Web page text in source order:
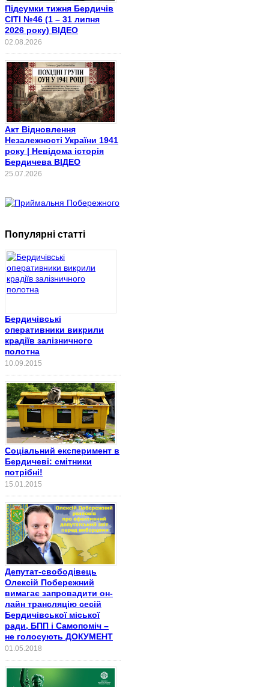
Підсумки тижня Бердичів
СІТІ №46 (1 – 31 липня
2026 року) ВІДЕО
02.08.2026
Акт Відновлення
Незалежності України 1941
року | Невідома історія
Бердичева ВІДЕО
25.07.2026
Популярні статті
Бердичівські
оперативники викрили
крадіїв залізничного
полотна
10.09.2015
Соціальний експеримент в
Бердичеві: смітники
потрібні!
15.01.2015
Депутат-свободівець
Олексій Побережний
вимагає запровадити он-
лайн трансляцію сесій
Бердичівської міської
ради, БПП і Самопоміч –
не голосують ДОКУМЕНТ
01.05.2018